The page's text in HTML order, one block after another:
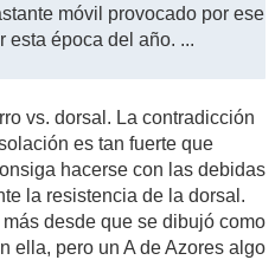
móvil provocado por ese
esta época del año. ...
vs. dorsal. La contradicción
es tan fuerte que
hacerse con las debidas
la resistencia de la dorsal.
desde que se dibujó como
ella, pero un A de Azores algo